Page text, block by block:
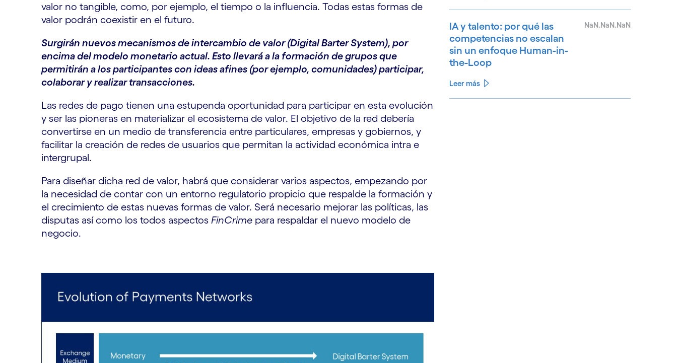
valor no tangible, como, por ejemplo, el tiempo o la influencia. Todas estas formas de
valor podrán coexistir en el futuro.
Surgirán nuevos mecanismos de intercambio de valor (Digital Barter System), por
encima del modelo monetario actual. Esto llevará a la formación de grupos que
permitirán a los participantes con ideas afines (por ejemplo, comunidades) participar,
colaborar y realizar transacciones.
Las redes de pago tienen una estupenda oportunidad para participar en esta evolución
y ser las pioneras en materializar el ecosistema de valor. El objetivo de la red debería
convertirse en un medio de transferencia entre particulares, empresas y gobiernos, y
facilitar la creación de redes de usuarios que permitan la actividad económica intra e
intergrupal.
Para diseñar dicha red de valor, habrá que considerar varios aspectos, empezando por
la necesidad de contar con un entorno regulatorio propicio que respalde la formación y
el crecimiento de estas nuevas formas de valor. Será necesario mejorar las políticas, las
disputas así como los todos aspectos FinCrime para respaldar el nuevo modelo de
negocio.
IA y talento: por qué las
competencias no escalan
sin un enfoque Human-in-
the-Loop
NaN.NaN.NaN
Leer más